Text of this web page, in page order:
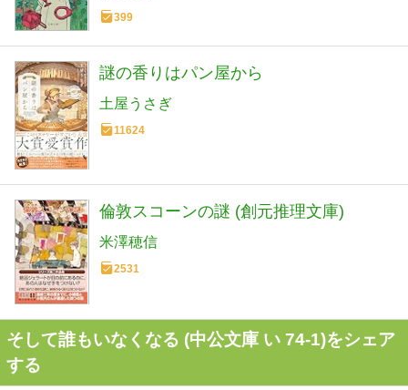
399
謎の香りはパン屋から
土屋うさぎ
11624
倫敦スコーンの謎 (創元推理文庫)
米澤穂信
2531
そして誰もいなくなる (中公文庫 い 74-1)をシェア
する